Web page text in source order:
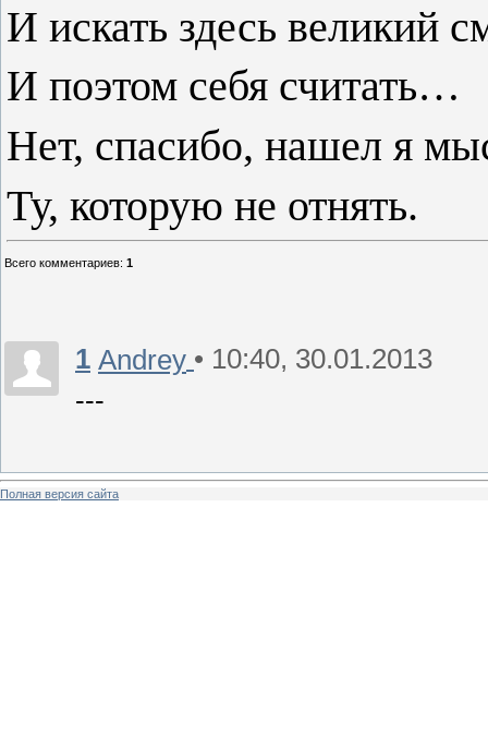
И искать здесь великий
И поэтом себя считать…
Нет, спасибо, нашел я
Ту, которую не отнять.
Всего комментариев: 1
1 Andrey • 10:40, 30.01.2013
---
Полная версия сайта